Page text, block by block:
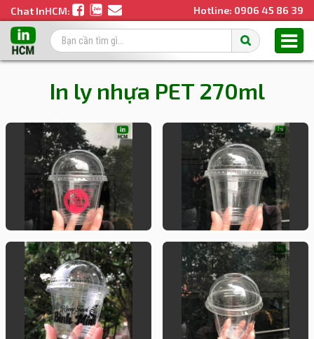
Chat InHCM: Hotline: 0906 45 86 39
In ly nhựa PET 270ml